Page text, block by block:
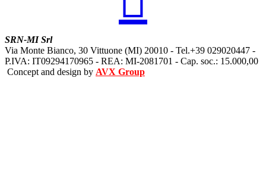
SRN-MI Srl
Via Monte Bianco, 30 Vittuone (MI) 20010 - Tel.+39 029020447 -
P.IVA: IT09294170965 - REA: MI-2081701 - Cap. soc.: 15.000,00
Concept and design by AVX Group